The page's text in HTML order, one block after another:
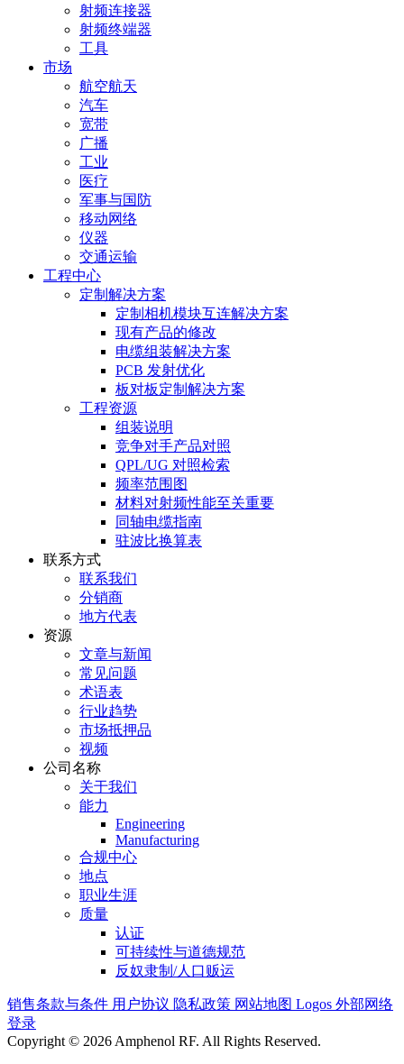
射频连接器
射频终端器
工具
市场
航空航天
汽车
宽带
广播
工业
医疗
军事与国防
移动网络
仪器
交通运输
工程中心
定制解决方案
定制相机模块互连解决方案
现有产品的修改
电缆组装解决方案
PCB 发射优化
板对板定制解决方案
工程资源
组装说明
竞争对手产品对照
QPL/UG 对照检索
频率范围图
材料对射频性能至关重要
同轴电缆指南
驻波比换算表
联系方式
联系我们
分销商
地方代表
资源
文章与新闻
常见问题
术语表
行业趋势
市场抵押品
视频
公司名称
关于我们
能力
Engineering
Manufacturing
合规中心
地点
职业生涯
质量
认证
可持续性与道德规范
反奴隶制/人口贩运
销售条款与条件 用户协议 隐私政策 网站地图 Logos 外部网络
登录
Copyright © 2026 Amphenol RF. All Rights Reserved.